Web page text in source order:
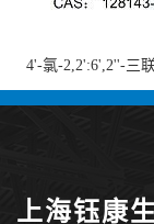
4'-氯-2,2':6',2''-三
;4'-Chloro-
上海钰康